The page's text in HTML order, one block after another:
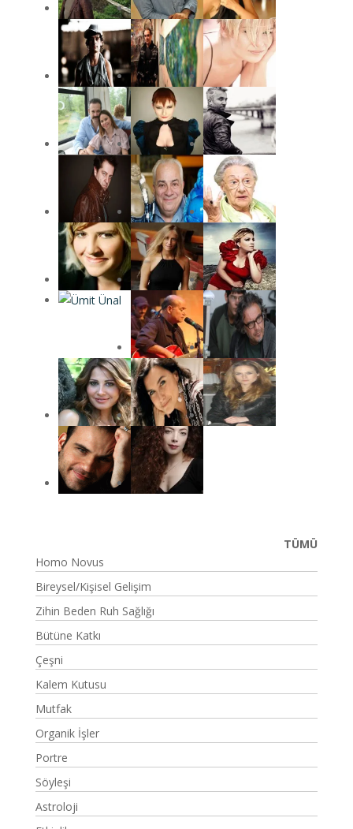
TÜMÜ
Homo Novus
Bireysel/Kişisel Gelişim
Zihin Beden Ruh Sağlığı
Bütüne Katkı
Çeşni
Kalem Kutusu
Mutfak
Organik İşler
Portre
Söyleşi
Astroloji